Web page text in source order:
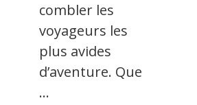
combler les
voyageurs les
plus avides
d’aventure. Que
…